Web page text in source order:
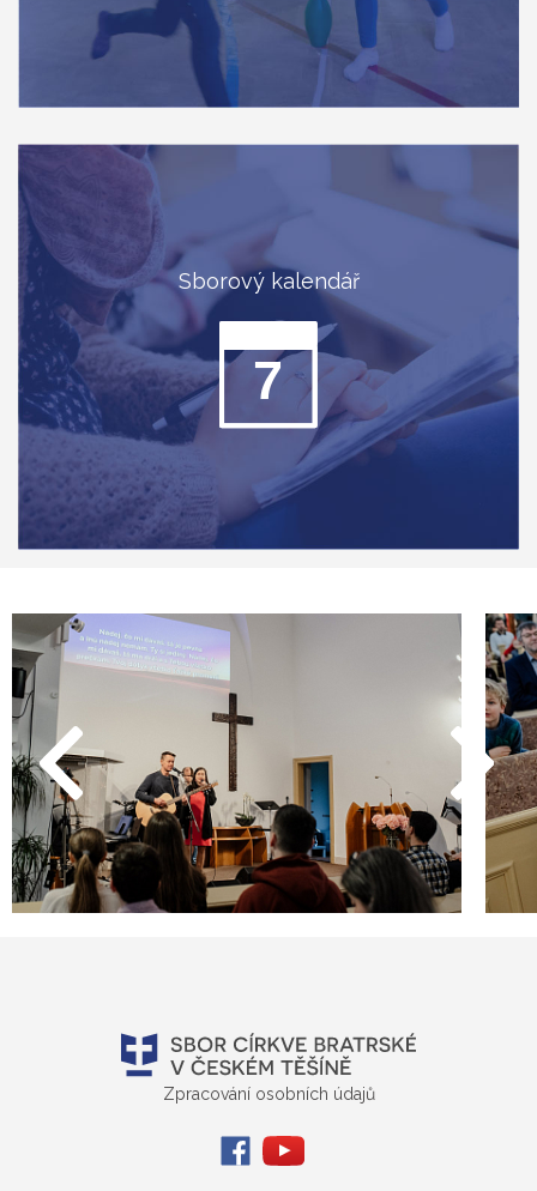
Sborový kalendář
Zpracování osobních údajů